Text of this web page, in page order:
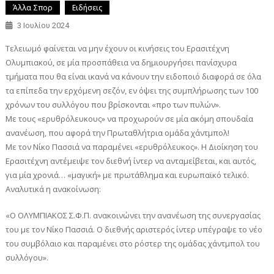
Άλλα Σπορ Ειδήσεις
3 Ιουλίου 2024
Τελειωμό φαίνεται να μην έχουν οι κινήσεις του Ερασιτέχνη
Ολυμπιακού, σε μία προσπάθεια να δημιουργήσει πανίσχυρα
τμήματα που θα είναι ικανά να κάνουν την ειδοποιό διαφορά σε όλα
τα επίπεδα την ερχόμενη σεζόν, εν όψει της συμπλήρωσης των 100
χρόνων του συλλόγου που βρίσκονται «προ των πυλών».
Με τους «ερυθρόλευκους» να προχωρούν σε μία ακόμη σπουδαία
ανανέωση, που αφορά την Πρωταθλήτρια ομάδα χάντμπολ!
Με τον Νίκο Πασσιά να παραμένει «ερυθρόλευκος». Η Διοίκηση του
Ερασιτέχνη αντέμειψε τον διεθνή ίντερ να ανταμείβεται, και αυτός,
για μία χρονιά… «μαγική» με πρωτάθλημα και ευρωπαϊκό τελικό.
Αναλυτικά η ανακοίνωση:
«Ο ΟΛΥΜΠΙΑΚΟΣ Σ.Φ.Π. ανακοινώνει την ανανέωση της συνεργασίας
του με τον Νίκο Πασσιά. Ο διεθνής αριστερός ίντερ υπέγραψε το νέο
του συμβόλαιο και παραμένει στο ρόστερ της ομάδας χάντμπολ του
συλλόγου».